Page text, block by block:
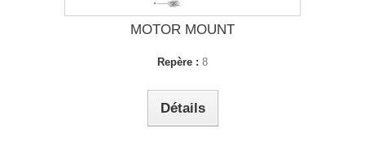
MOTOR MOUNT
Repère : 8
Détails